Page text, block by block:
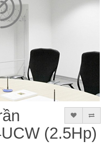
(2.5Hp)